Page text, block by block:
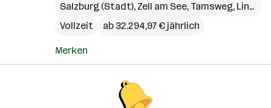
Salzburg (Stadt), Zell am See, Tamsweg, Linz
Vollzeit
ab 32.294,97 € jährlich
Merken